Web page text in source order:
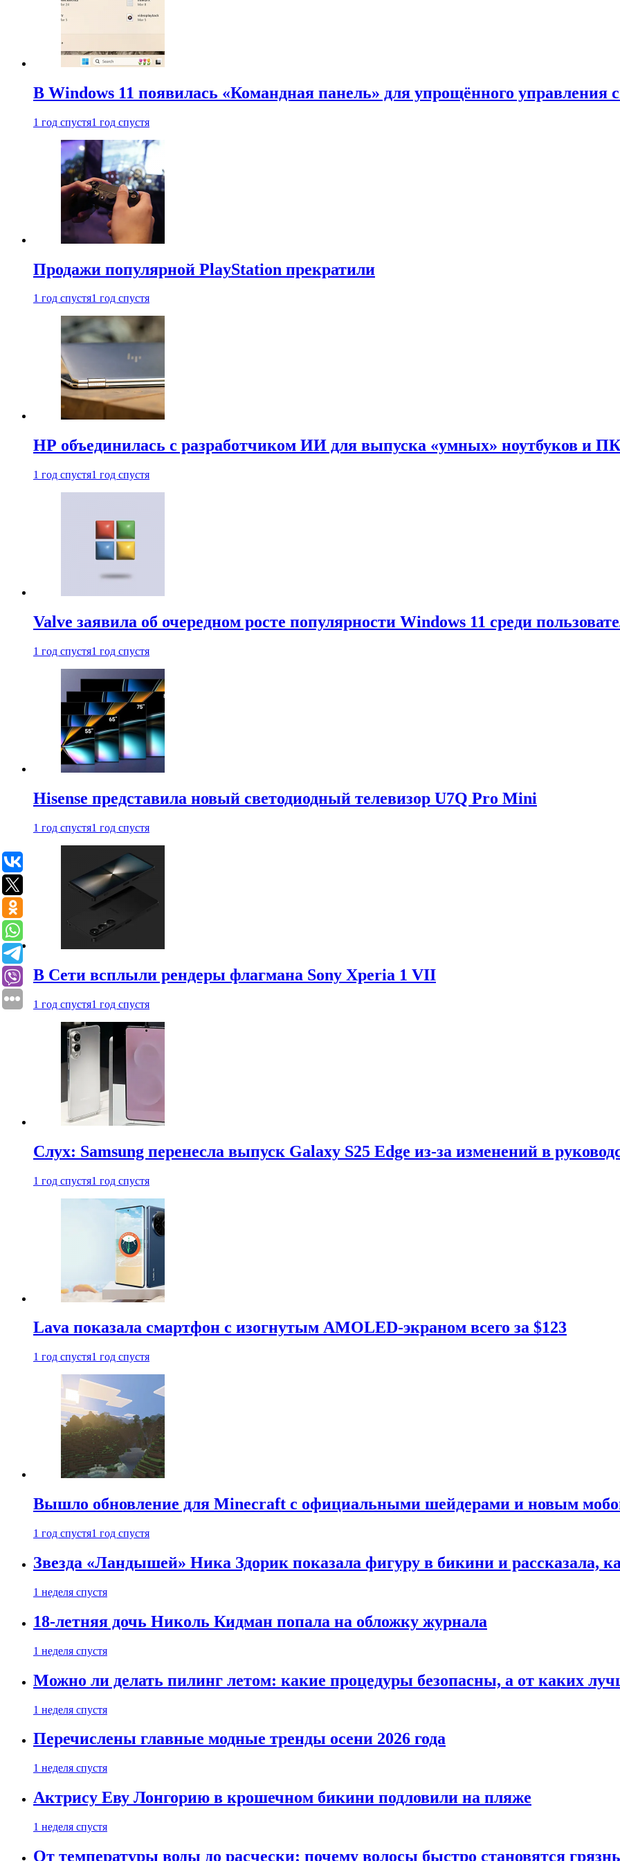
В Windows 11 появилась «Командная панель» для упрощённого управления
1 год спустя1 год спустя
Продажи популярной PlayStation прекратили
1 год спустя1 год спустя
HP объединилась с разработчиком ИИ для выпуска «умных» ноутбуков и ПК
1 год спустя1 год спустя
Valve заявила об очередном росте популярности Windows 11 среди
1 год спустя1 год спустя
Hisense представила новый светодиодный телевизор U7Q Pro Mini
1 год спустя1 год спустя
В Сети всплыли рендеры флагмана Sony Xperia 1 VII
1 год спустя1 год спустя
Слух: Samsung перенесла выпуск Galaxy S25 Edge из-за изменений в
1 год спустя1 год спустя
Lava показала смартфон с изогнутым AMOLED-экраном всего за $123
1 год спустя1 год спустя
Вышло обновление для Minecraft с официальными шейдерами и новым
1 год спустя1 год спустя
Звезда «Ландышей» Ника Здорик показала фигуру в бикини и рассказала,
1 неделя спустя
18-летняя дочь Николь Кидман попала на обложку журнала
1 неделя спустя
Можно ли делать пилинг летом: какие процедуры безопасны, а от каких
1 неделя спустя
Перечислены главные модные тренды осени 2026 года
1 неделя спустя
Актрису Еву Лонгорию в крошечном бикини подловили на пляже
1 неделя спустя
От температуры воды до расчески: почему волосы быстро становятся